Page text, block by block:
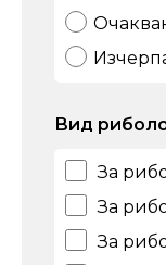
Вид
За
За
За